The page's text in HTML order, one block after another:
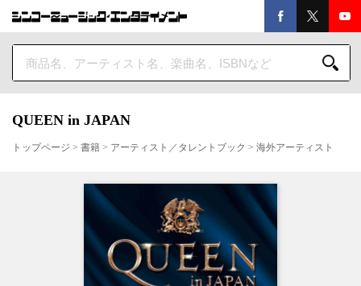
QUEEN in JAPAN
トップページ > 書籍 > アーティスト／タレントブック > 海外アーティスト